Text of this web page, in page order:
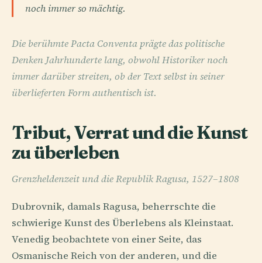
noch immer so mächtig.
Die berühmte Pacta Conventa prägte das politische
Denken Jahrhunderte lang, obwohl Historiker noch
immer darüber streiten, ob der Text selbst in seiner
überlieferten Form authentisch ist.
Tribut, Verrat und die Kunst
zu überleben
Grenzheldenzeit und die Republik Ragusa, 1527–1808
Dubrovnik, damals Ragusa, beherrschte die
schwierige Kunst des Überlebens als Kleinstaat.
Venedig beobachtete von einer Seite, das
Osmanische Reich von der anderen, und die